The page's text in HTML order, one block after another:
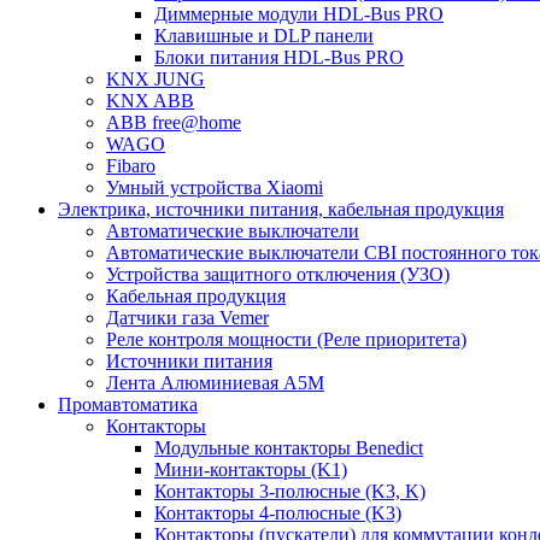
Диммерные модули HDL-Bus PRO
Клавишные и DLP панели
Блоки питания HDL-Bus PRO
KNX JUNG
KNX ABB
ABB free@home
WAGO
Fibaro
Умный устройства Xiaomi
Электрика, источники питания, кабельная продукция
Автоматические выключатели
Автоматические выключатели CBI постоянного
Устройства защитного отключения (УЗО)
Кабельная продукция
Датчики газа Vemer
Реле контроля мощности (Реле приоритета)
Источники питания
Лента Алюминиевая А5М
Промавтоматика
Контакторы
Модульные контакторы Benedict
Мини-контакторы (K1)
Контакторы 3-полюсные (K3, K)
Контакторы 4-полюсные (K3)
Контакторы (пускатели) для коммутации